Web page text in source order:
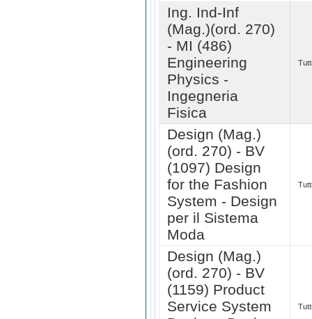
Ing. Ind-Inf
(Mag.)(ord. 270)
- MI (486)
Engineering
Physics -
Ingegneria
Fisica
Design (Mag.)
(ord. 270) - BV
(1097) Design
for the Fashion
System - Design
per il Sistema
Moda
Design (Mag.)
(ord. 270) - BV
(1159) Product
Service System